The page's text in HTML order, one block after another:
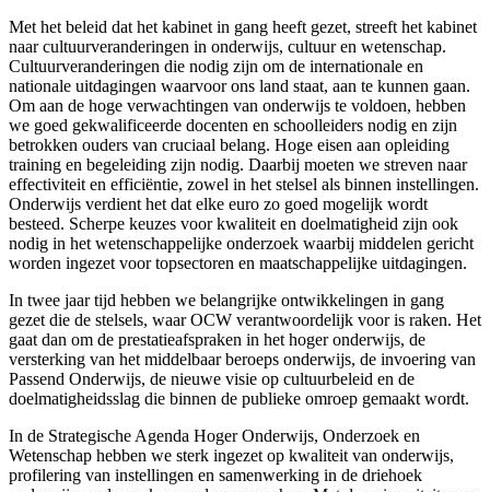
Met het beleid dat het kabinet in gang heeft gezet, streeft het kabinet
naar cultuurveranderingen in onderwijs, cultuur en wetenschap.
Cultuurveranderingen die nodig zijn om de internationale en
nationale uitdagingen waarvoor ons land staat, aan te kunnen gaan.
Om aan de hoge verwachtingen van onderwijs te voldoen, hebben
we goed gekwalificeerde docenten en schoolleiders nodig en zijn
betrokken ouders van cruciaal belang. Hoge eisen aan opleiding
training en begeleiding zijn nodig. Daarbij moeten we streven naar
effectiviteit en efficiëntie, zowel in het stelsel als binnen instellingen.
Onderwijs verdient het dat elke euro zo goed mogelijk wordt
besteed. Scherpe keuzes voor kwaliteit en doelmatigheid zijn ook
nodig in het wetenschappelijke onderzoek waarbij middelen gericht
worden ingezet voor topsectoren en maatschappelijke uitdagingen.
In twee jaar tijd hebben we belangrijke ontwikkelingen in gang
gezet die de stelsels, waar OCW verantwoordelijk voor is raken. Het
gaat dan om de prestatieafspraken in het hoger onderwijs, de
versterking van het middelbaar beroeps onderwijs, de invoering van
Passend Onderwijs, de nieuwe visie op cultuurbeleid en de
doelmatigheidsslag die binnen de publieke omroep gemaakt wordt.
In de Strategische Agenda Hoger Onderwijs, Onderzoek en
Wetenschap hebben we sterk ingezet op kwaliteit van onderwijs,
profilering van instellingen en samenwerking in de driehoek